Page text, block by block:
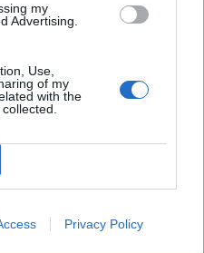
my
Advertising.
Use,
of my
with the
Privacy Policy